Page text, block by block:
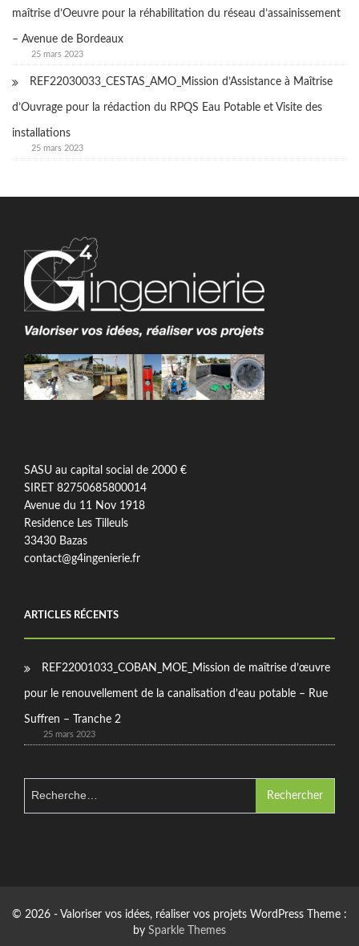
maîtrise d’Oeuvre pour la réhabilitation du réseau d’assainissement
– Avenue de Bordeaux
25 mars 2023
REF22030033_CESTAS_AMO_Mission d’Assistance à Maîtrise
d’Ouvrage pour la rédaction du RPQS Eau Potable et Visite des
installations
25 mars 2023
SASU au capital social de 2000 €
SIRET 82750685800014
Avenue du 11 Nov 1918
Residence Les Tilleuls
33430 Bazas
contact@g4ingenierie.fr
ARTICLES RÉCENTS
REF22001033_COBAN_MOE_Mission de maîtrise d’œuvre
pour le renouvellement de la canalisation d’eau potable – Rue
Suffren – Tranche 2
25 mars 2023
© 2026 - Valoriser vos idées, réaliser vos projets WordPress Theme :
by Sparkle Themes